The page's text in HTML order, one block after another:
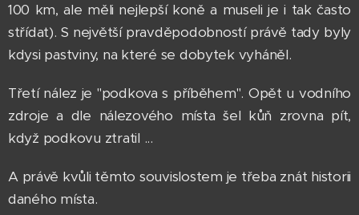
100 km, ale měli nejlepší koně a museli je i tak často
střídat). S největší pravděpodobností právě tady byly
kdysi pastviny, na které se dobytek vyháněl.
Třetí nález je "podkova s příběhem". Opět u vodního
zdroje a dle nálezového místa šel kůň zrovna pít,
když podkovu ztratil ...
A právě kvůli těmto souvislostem je třeba znát historii
daného místa.